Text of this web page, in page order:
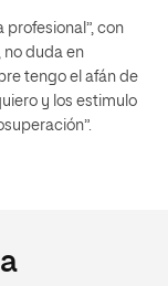
profesional”, con
no duda en
tengo el afán de
y los estimulo